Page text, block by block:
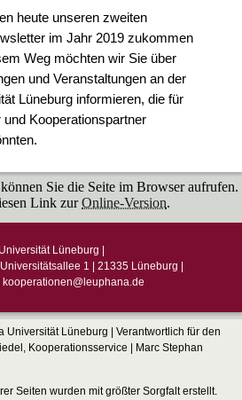
heute unseren zweiten
im Jahr 2019 zukommen
Weg möchten wir Sie über
und Veranstaltungen an der
Lüneburg informieren, die für
und Kooperationspartner
Sie die Seite im Browser aufrufen.
Link zurOnline-Version.
Lüneburg |
1 | 21335 Lüneburg |
Lüneburg | Verantwortlich für den
Kooperationsservice | Marc Stephan
Seiten wurden mit größter Sorgfalt erstellt.